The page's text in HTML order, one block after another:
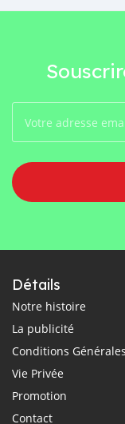
Détails
Notre histoire
La publicité
Conditions Générales
Vie Privée
Promotion
Contact